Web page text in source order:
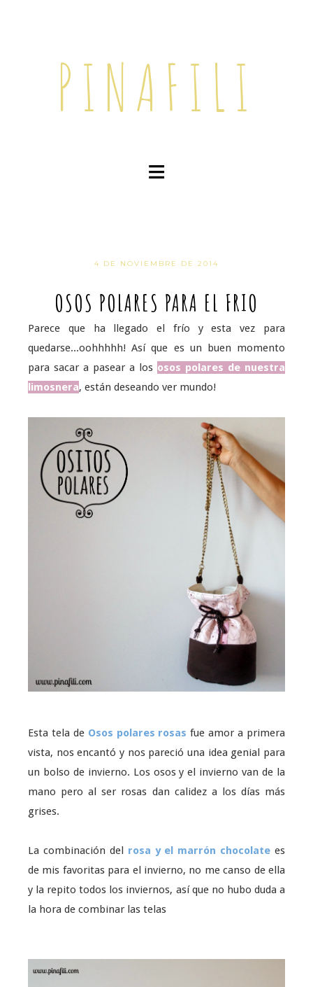
PINAFILI
≡
4 DE NOVIEMBRE DE 2014
OSOS POLARES PARA EL FRIO
Parece que ha llegado el frío y esta vez para
quedarse...oohhhhh! Así que es un buen momento
para sacar a pasear a los osos polares de nuestra
limosnera, están deseando ver mundo!
Esta tela de Osos polares rosas fue amor a primera
vista, nos encantó y nos pareció una idea genial para
un bolso de invierno. Los osos y el invierno van de la
mano pero al ser rosas dan calidez a los días más
grises.
La combinación del rosa y el marrón chocolate es
de mis favoritas para el invierno, no me canso de ella
y la repito todos los inviernos, así que no hubo duda a
la hora de combinar las telas